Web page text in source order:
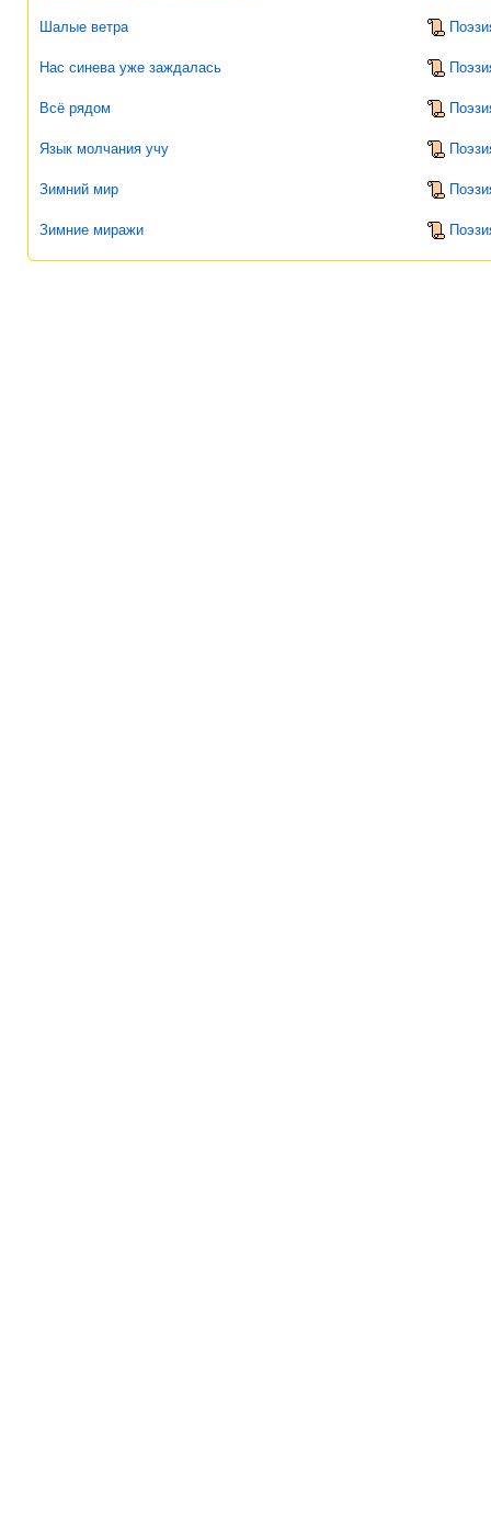
Шалые ветра
Нас синева уже заждалась
Всё рядом
Язык молчания учу
Зимний мир
Зимние миражи